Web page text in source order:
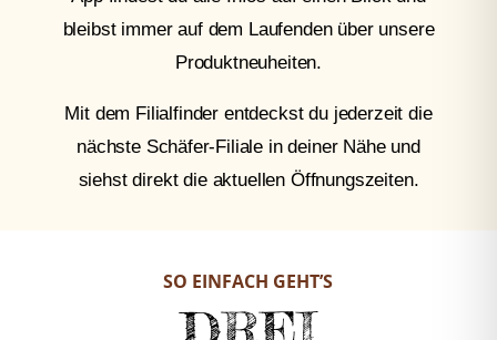
bleibst immer auf dem Laufenden über unsere
Produktneuheiten.
Mit dem Filialfinder entdeckst du jederzeit die
nächste Schäfer-Filiale in deiner Nähe und
siehst direkt die aktuellen Öffnungszeiten.
SO EINFACH GEHT’S